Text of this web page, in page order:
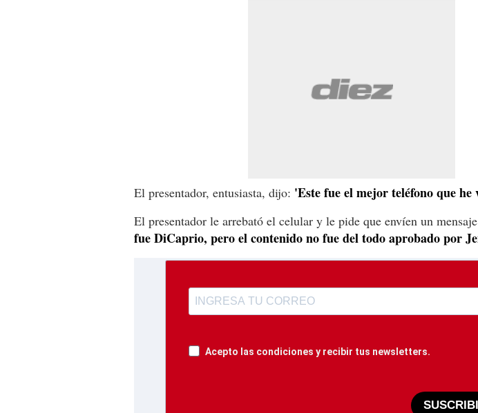
El presentador, entusiasta, dijo: 'Este fue el mejor teléfono que he
El presentador le arrebató el celular y le pide que envíen un
fue DiCaprio, pero el contenido no fue del todo aprobado por
Acepto las condiciones y recibir tus newsletters.